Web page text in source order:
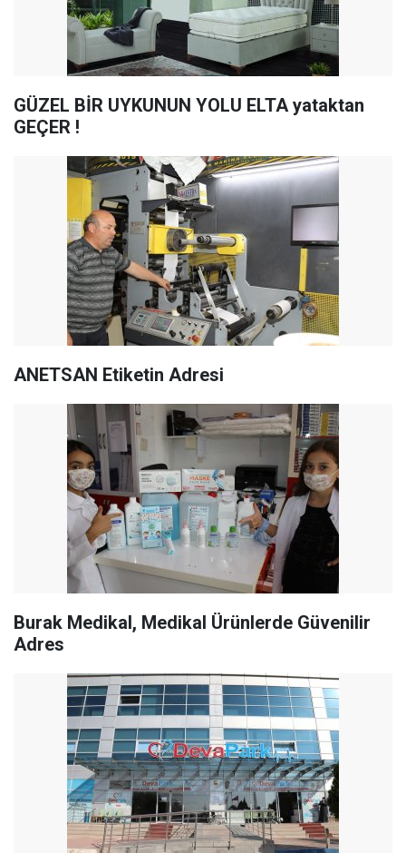
GÜZEL BİR UYKUNUN YOLU ELTA yataktan
GEÇER !
ANETSAN Etiketin Adresi
Burak Medikal, Medikal Ürünlerde Güvenilir
Adres